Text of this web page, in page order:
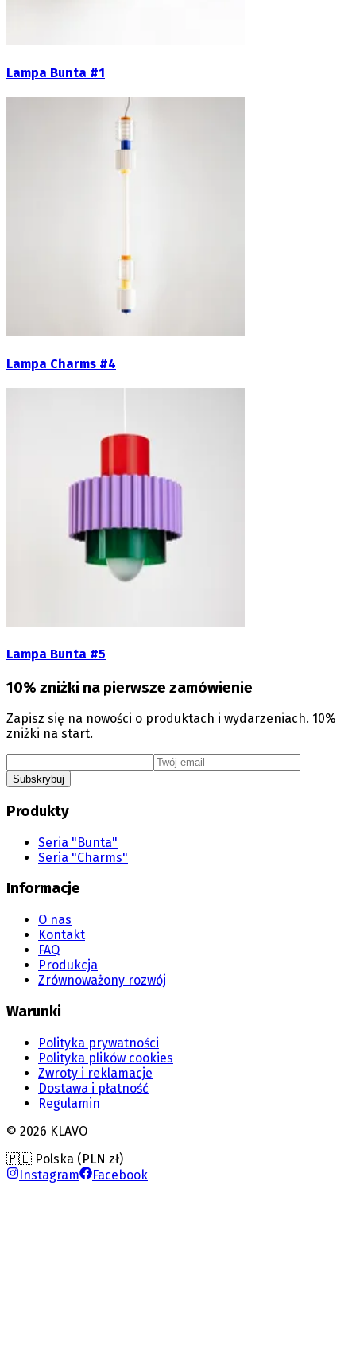
Lampa Bunta #1
Lampa Charms #4
Lampa Bunta #5
10% zniżki na pierwsze zamówienie
Zapisz się na nowości o produktach i wydarzeniach. 10%
zniżki na start.
Subskrybuj
Produkty
Seria "Bunta"
Seria "Charms"
Informacje
O nas
Kontakt
FAQ
Produkcja
Zrównoważony rozwój
Warunki
Polityka prywatności
Polityka plików cookies
Zwroty i reklamacje
Dostawa i płatność
Regulamin
© 2026 KLAVO
🇵🇱 Polska (PLN zł)
Instagram
Facebook